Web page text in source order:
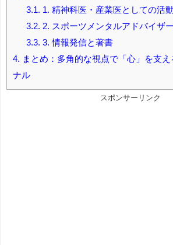
3.1. 1. 精神科医・産業医としての活動
3.2. 2. スポーツメンタルアドバイザ
3.3. 3. 情報発信と著書
4. まとめ：多角的な視点で「心」を支え
ナル
スポンサーリンク